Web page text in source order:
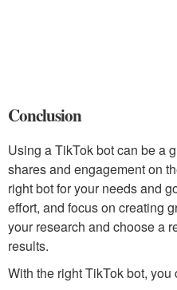
Conclusion
Using a TikTok bot can be a
shares and engagement on
right bot for your needs and
effort, and focus on creating
your research and choose a
results.
With the right TikTok bot, you